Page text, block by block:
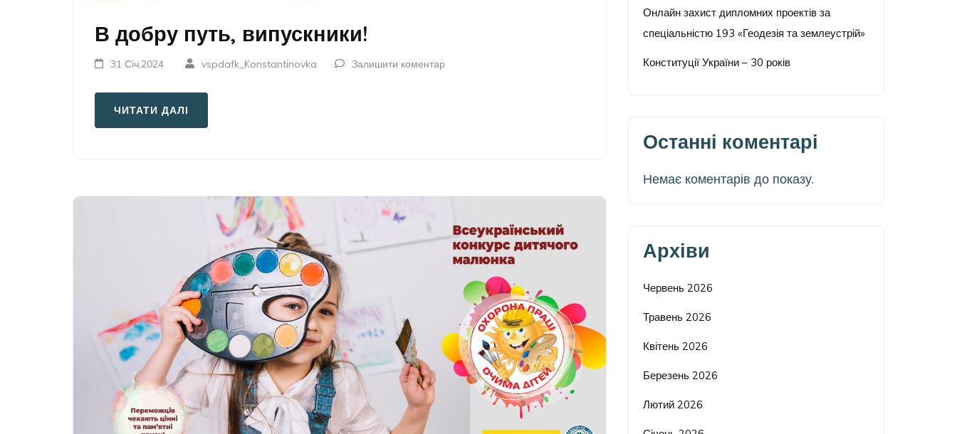
В добру путь, випускники!
31 Січ,2024 vspdafk_Konstantinovka Залишити коментар
ЧИТАТИ ДАЛІ
Онлайн захист дипломних проектів за
спеціальністю 193 «Геодезія та землеустрій»
Конституції України – 30 років
Останні коментарі
Немає коментарів до показу.
Архіви
Червень 2026
Травень 2026
Квітень 2026
Березень 2026
Лютий 2026